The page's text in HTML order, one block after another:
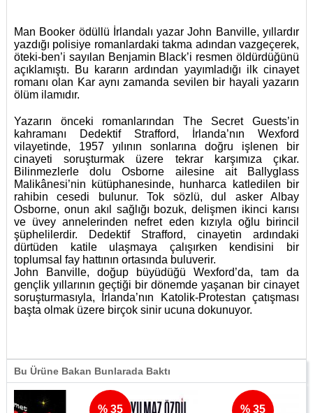
Man Booker ödüllü İrlandalı yazar John Banville, yıllardır
yazdığı polisiye romanlardaki takma adından vazgeçerek,
öteki-ben’i sayılan Benjamin Black’i resmen öldürdüğünü
açıklamıştı. Bu kararın ardından yayımladığı ilk cinayet
romanı olan Kar aynı zamanda sevilen bir hayali yazarın
ölüm ilamıdır.
Yazarın önceki romanlarından The Secret Guests’in
kahramanı Dedektif Strafford, İrlanda’nın Wexford
vilayetinde, 1957 yılının sonlarına doğru işlenen bir
cinayeti soruşturmak üzere tekrar karşımıza çıkar.
Bilinmezlerle dolu Osborne ailesine ait Ballyglass
Malikânesi’nin kütüphanesinde, hunharca katledilen bir
rahibin cesedi bulunur. Tok sözlü, dul asker Albay
Osborne, onun akıl sağlığı bozuk, delişmen ikinci karısı
ve üvey annelerinden nefret eden kızıyla oğlu birincil
şüphelilerdir. Dedektif Strafford, cinayetin ardındaki
dürtüden katile ulaşmaya çalışırken kendisini bir
toplumsal fay hattının ortasında buluverir.
John Banville, doğup büyüdüğü Wexford’da, tam da
gençlik yıllarının geçtiği bir dönemde yaşanan bir cinayet
soruşturmasıyla, İrlanda’nın Katolik-Protestan çatışması
başta olmak üzere birçok sinir ucuna dokunuyor.
Bu Ürüne Bakan Bunlarada Baktı
% 35 % 35